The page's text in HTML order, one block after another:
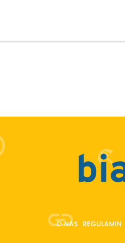
O NAS REGULAMIN